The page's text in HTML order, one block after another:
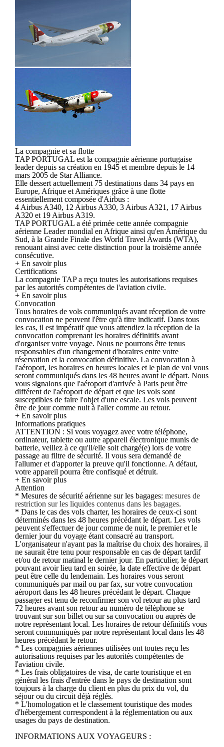
La compagnie et sa flotte
TAP PORTUGAL est la compagnie aérienne portugaise
leader depuis sa création en 1945 et membre depuis le 14
mars 2005 de Star Alliance.
Elle dessert actuellement 75 destinations dans 34 pays en
Europe, Afrique et Amériques grâce à une flotte
essentiellement composée d'Airbus :
4 Airbus A340, 12 Airbus A330, 3 Airbus A321, 17 Airbus
A320 et 19 Airbus A319.
TAP PORTUGAL a été primée cette année compagnie
aérienne Leader mondial en Afrique ainsi qu'en Amérique du
Sud, à la Grande Finale des World Travel Awards (WTA),
renouant ainsi avec cette distinction pour la troisième année
consécutive.
+ En savoir plus
Certifications
La compagnie TAP a reçu toutes les autorisations requises
par les autorités compétentes de l'aviation civile.
+ En savoir plus
Convocation
Tous horaires de vols communiqués avant réception de votre
convocation ne peuvent l'être qu'à titre indicatif. Dans tous
les cas, il est impératif que vous attendiez la réception de la
convocation comprenant les horaires définitifs avant
d'organiser votre voyage. Nous ne pourrons être tenus
responsables d'un changement d'horaires entre votre
réservation et la convocation définitive. La convocation à
l'aéroport, les horaires en heures locales et le plan de vol vous
seront communiqués dans les 48 heures avant le départ. Nous
vous signalons que l'aéroport d'arrivée à Paris peut être
différent de l'aéroport de départ et que les vols sont
susceptibles de faire l'objet d'une escale. Les vols peuvent
être de jour comme nuit à l'aller comme au retour.
+ En savoir plus
Informations pratiques
ATTENTION : Si vous voyagez avec votre téléphone,
ordinateur, tablette ou autre appareil électronique munis de
batterie, veillez à ce qu'il/elle soit chargé(e) lors de votre
passage au filtre de sécurité. Il vous sera demandé de
l'allumer et d'apporter la preuve qu'il fonctionne. A défaut,
votre appareil pourra être confisqué et détruit.
+ En savoir plus
Attention
* Mesures de sécurité aérienne sur les bagages: mesures de
restriction sur les liquides contenus dans les bagages.
* Dans le cas des vols charter, les horaires de ceux-ci sont
déterminés dans les 48 heures précédant le départ. Les vols
peuvent s'effectuer de jour comme de nuit, le premier et le
dernier jour du voyage étant consacré au transport.
L'organisateur n'ayant pas la maîtrise du choix des horaires, il
ne saurait être tenu pour responsable en cas de départ tardif
et/ou de retour matinal le dernier jour. En particulier, le départ
pouvant avoir lieu tard en soirée, la date effective de départ
peut être celle du lendemain. Les horaires vous seront
communiqués par mail ou par fax, sur votre convocation
aéroport dans les 48 heures précédant le départ. Chaque
passager est tenu de reconfirmer son vol retour au plus tard
72 heures avant son retour au numéro de téléphone se
trouvant sur son billet ou sur sa convocation ou auprés de
notre représentant local. Les horaires de retour définitifs vous
seront communiqués par notre représentant local dans les 48
heures précédant le retour.
* Les compagnies aériennes utilisées ont toutes reçu les
autorisations requises par les autorités compétentes de
l'aviation civile.
* Les frais obligatoires de visa, de carte touristique et en
général les frais d'entrée dans le pays de destination sont
toujours à la charge du client en plus du prix du vol, du
séjour ou du circuit déjà réglés.
* L'homologation et le classement touristique des modes
d'hébergement correspondent à la réglementation ou aux
usages du pays de destination.
INFORMATIONS AUX VOYAGEURS :